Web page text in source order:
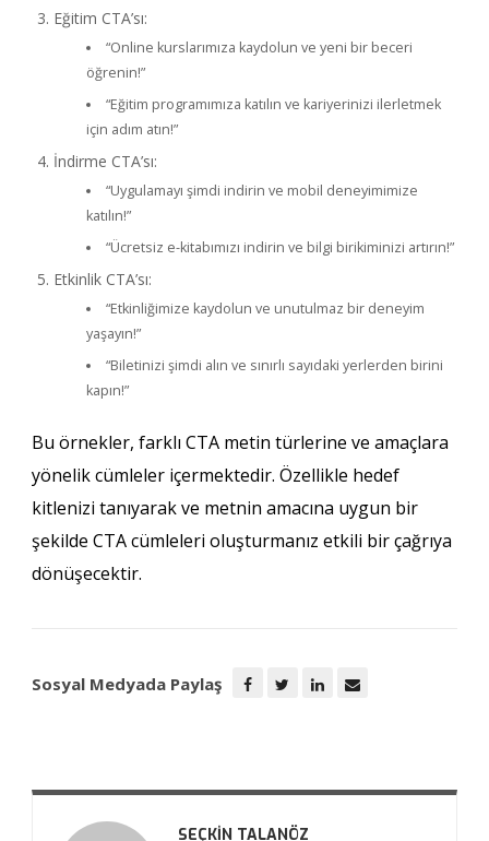
Eğitim CTA’sı:
“Online kurslarımıza kaydolun ve yeni bir beceri
öğrenin!”
“Eğitim programımıza katılın ve kariyerinizi ilerletmek
için adım atın!”
İndirme CTA’sı:
“Uygulamayı şimdi indirin ve mobil deneyimimize
katılın!”
“Ücretsiz e-kitabımızı indirin ve bilgi birikiminizi artırın!”
Etkinlik CTA’sı:
“Etkinliğimize kaydolun ve unutulmaz bir deneyim
yaşayın!”
“Biletinizi şimdi alın ve sınırlı sayıdaki yerlerden birini
kapın!”
Bu örnekler, farklı CTA metin türlerine ve amaçlara
yönelik cümleler içermektedir. Özellikle hedef
kitlenizi tanıyarak ve metnin amacına uygun bir
şekilde CTA cümleleri oluşturmanız etkili bir çağrıya
dönüşecektir.
Sosyal Medyada Paylaş
SEÇKIN TALANÖZ